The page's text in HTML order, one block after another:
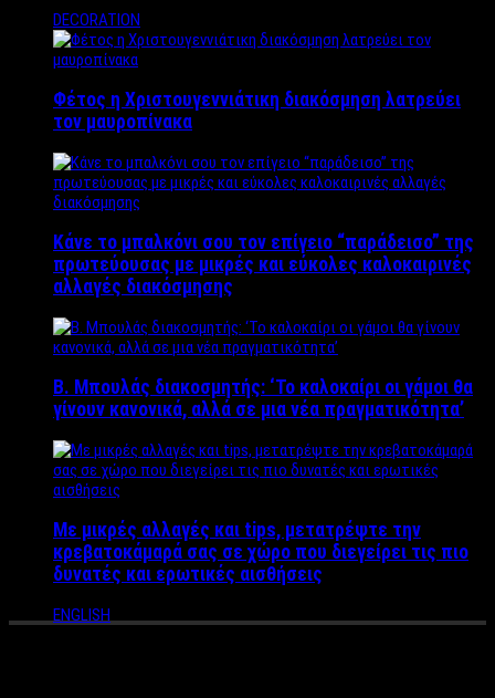
DECORATION
Φέτος η Χριστουγεννιάτικη διακόσμηση λατρεύει
τον μαυροπίνακα
Κάνε το μπαλκόνι σου τον επίγειο “παράδεισο” της
πρωτεύουσας με μικρές και εύκολες καλοκαιρινές
αλλαγές διακόσμησης
Β. Μπουλάς διακοσμητής: ‘Το καλοκαίρι οι γάμοι θα
γίνουν κανονικά, αλλά σε μια νέα πραγματικότητα’
Με μικρές αλλαγές και tips, μετατρέψτε την
κρεβατοκάμαρά σας σε χώρο που διεγείρει τις πιο
δυνατές και ερωτικές αισθήσεις
ENGLISH